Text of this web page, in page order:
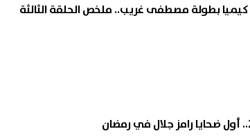
بطولة مصطفى غريب.. ملخص الحلقة الثالثة